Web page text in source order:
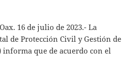
16 de julio de 2023.- La
de Protección Civil y Gestión de
informa que de acuerdo con el